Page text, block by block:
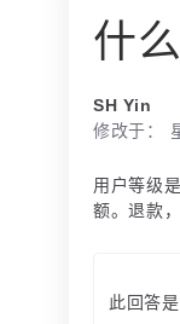
什
SH Yin
修改于：
用户等级
额。退款
此回答